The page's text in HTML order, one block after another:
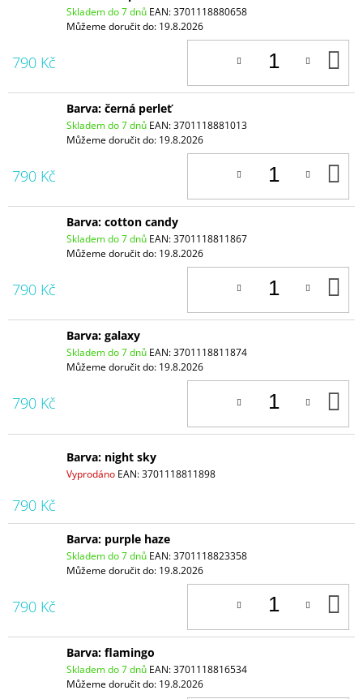
Skladem do 7 dnů EAN:3701118880658
Můžeme doručit do: 19.8.2026
790 Kč
Barva: černá perleť
Skladem do 7 dnů EAN:3701118881013
Můžeme doručit do: 19.8.2026
790 Kč
Barva: cotton candy
Skladem do 7 dnů EAN:3701118811867
Můžeme doručit do: 19.8.2026
790 Kč
Barva: galaxy
Skladem do 7 dnů EAN:3701118811874
Můžeme doručit do: 19.8.2026
790 Kč
Barva: night sky
Vyprodáno EAN:3701118811898
790 Kč
Barva: purple haze
Skladem do 7 dnů EAN:3701118823358
Můžeme doručit do: 19.8.2026
790 Kč
Barva: flamingo
Skladem do 7 dnů EAN:3701118816534
Můžeme doručit do: 19.8.2026